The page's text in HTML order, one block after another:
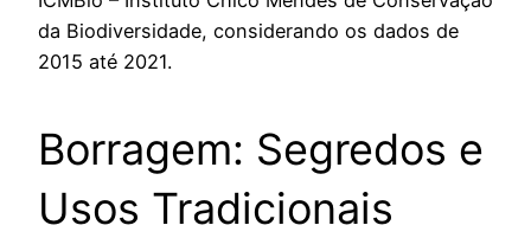
da Biodiversidade, considerando os dados de
2015 até 2021.
Borragem: Segredos e
Usos Tradicionais